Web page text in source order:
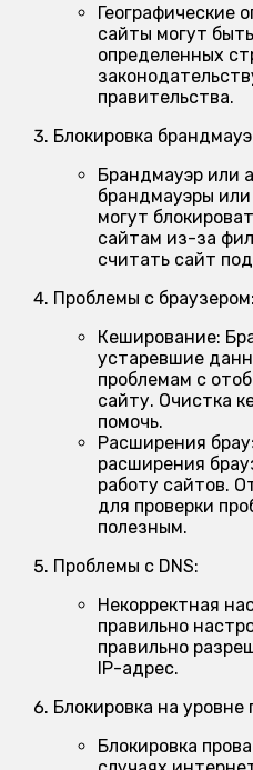
Географические
сайты могут
определенных
правительства.
Блокировка
Брандмауэр или
брандмауэры
могут
сайтам из-за
считать сайт
Проблемы с браузером:
Кеширование:
устаревшие
проблемам с
сайту. Очистка
помочь.
Расширения
расширения
работу сайтов.
для проверки
полезным.
Проблемы с DNS:
Некорректная
правильно
правильно
IP-адрес.
Блокировка на уровне
Блокировка